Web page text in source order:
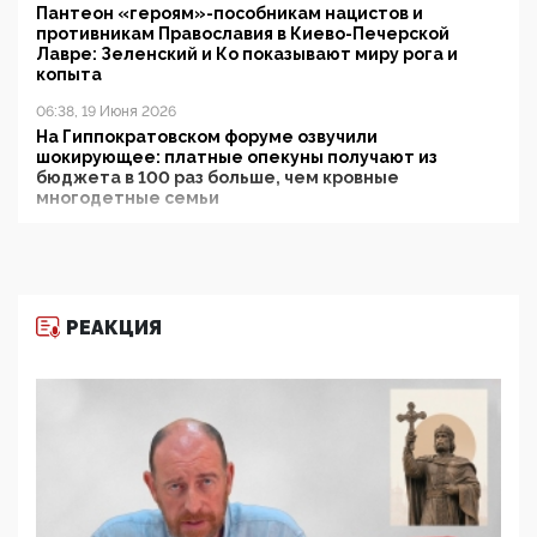
Пантеон «героям»-пособникам нацистов и
противникам Православия в Киево-Печерской
Лавре: Зеленский и Ко показывают миру рога и
копыта
06:38, 19 Июня 2026
На Гиппократовском форуме озвучили
шокирующее: платные опекуны получают из
бюджета в 100 раз больше, чем кровные
многодетные семьи
11:53, 09 Июня 2026
деятельность ИИТО ЮНЕСКО в России, но
цифроглобалисты продолжают определять
повестку в образовании
09:43, 01 Июня 2026
5G за счет здоровья граждан: Минцифры намерено
отобрать у регионов и муниципалитетов право
защищать жилые дома и социальные объекты от
РЕАКЦИЯ